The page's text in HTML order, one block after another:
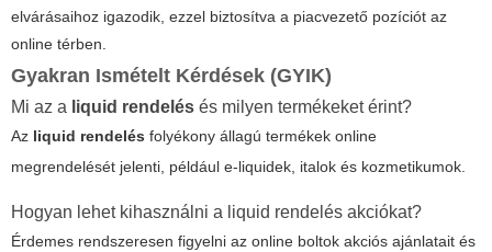
elvárásaihoz igazodik, ezzel biztosítva a piacvezető pozíciót az
online térben.
Gyakran Ismételt Kérdések (GYIK)
Mi az a liquid rendelés és milyen termékeket érint?
Az liquid rendelés folyékony állagú termékek online
megrendelését jelenti, például e-liquidek, italok és kozmetikumok.
Hogyan lehet kihasználni a liquid rendelés akciókat?
Érdemes rendszeresen figyelni az online boltok akciós ajánlatait és